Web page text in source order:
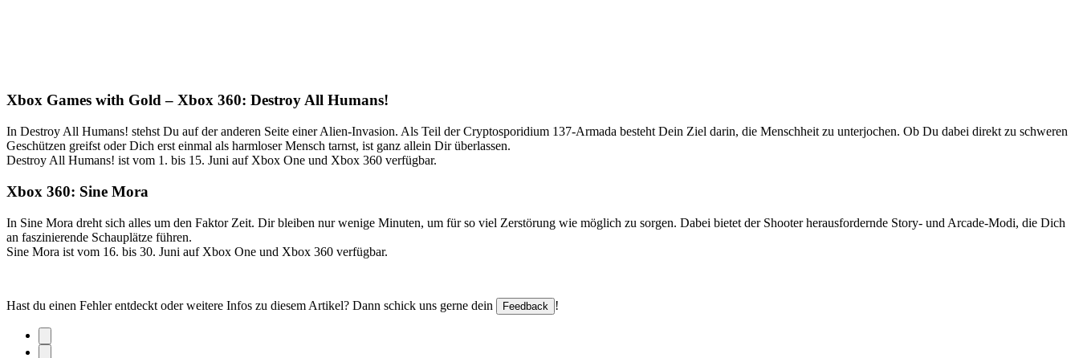
Xbox Games with Gold – Xbox 360: Destroy All Humans!
In Destroy All Humans! stehst Du auf der anderen Seite einer Alien-Invasion. Als Teil der Cryptosporidium 137-Armada besteht Dein Ziel darin, die Menschheit zu unterjochen. Ob Du dabei direkt zu schweren
Geschützen greifst oder Dich erst einmal als harmloser Mensch tarnst, ist ganz allein Dir überlassen.
Destroy All Humans! ist vom 1. bis 15. Juni auf Xbox One und Xbox 360 verfügbar.
Xbox 360: Sine Mora
In Sine Mora dreht sich alles um den Faktor Zeit. Dir bleiben nur wenige Minuten, um für so viel Zerstörung wie möglich zu sorgen. Dabei bietet der Shooter herausfordernde Story- und Arcade-Modi, die Dich
an faszinierende Schauplätze führen.
Sine Mora ist vom 16. bis 30. Juni auf Xbox One und Xbox 360 verfügbar.
Hast du einen Fehler entdeckt oder weitere Infos zu diesem Artikel? Dann schick uns gerne dein Feedback !